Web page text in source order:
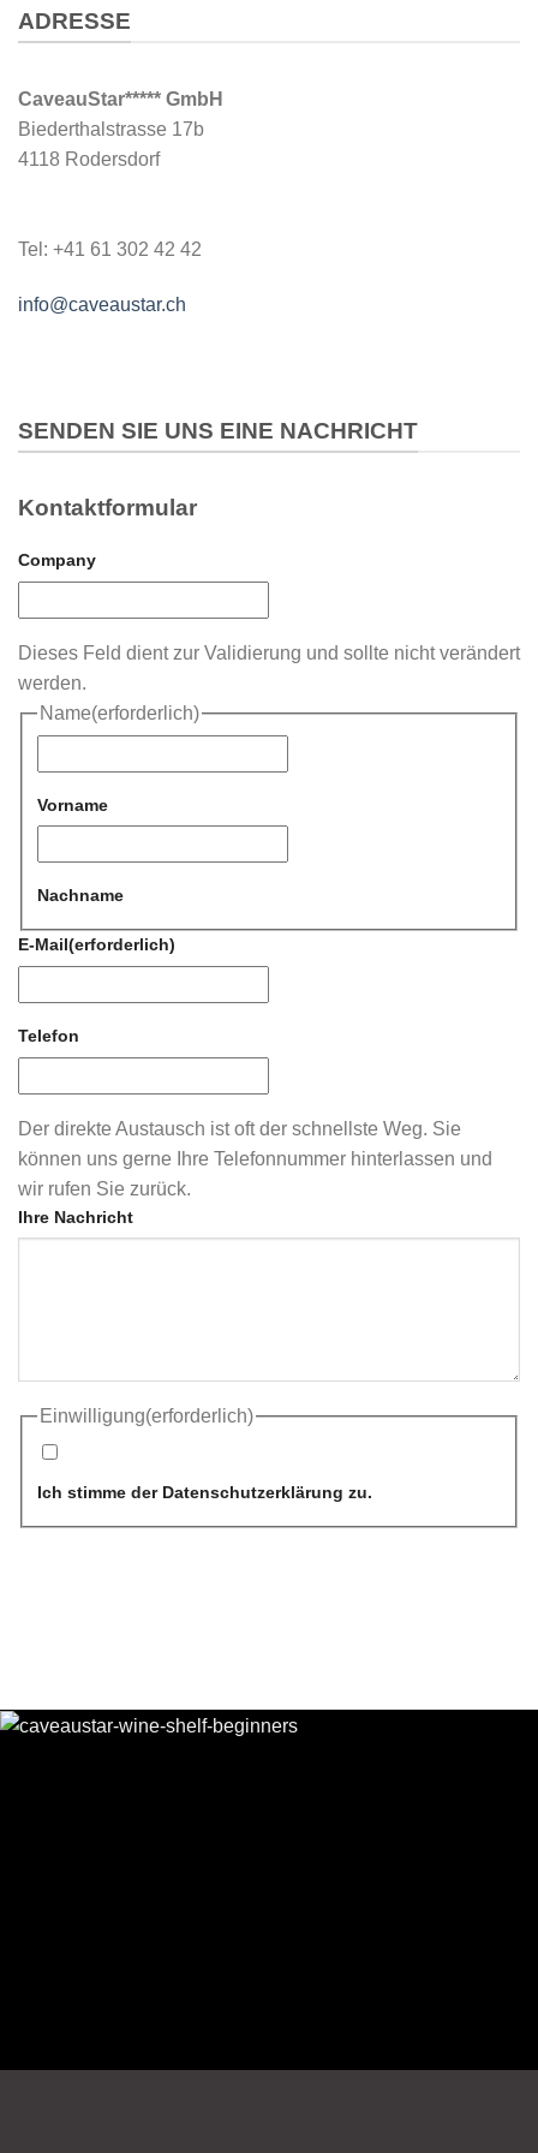
ADRESSE
CaveauStar***** GmbH
Biederthalstrasse 17b
4118 Rodersdorf
Tel: +41 61 302 42 42
info@caveaustar.ch
SENDEN SIE UNS EINE NACHRICHT
Kontaktformular
Company
Dieses Feld dient zur Validierung und sollte nicht verändert
werden.
Name(erforderlich)
Vorname
Nachname
E-Mail(erforderlich)
Telefon
Der direkte Austausch ist oft der schnellste Weg. Sie
können uns gerne Ihre Telefonnummer hinterlassen und
wir rufen Sie zurück.
Ihre Nachricht
Einwilligung(erforderlich)
Ich stimme der Datenschutzerklärung zu.